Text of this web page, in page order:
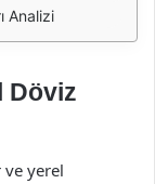
Analizi
Döviz
yerel